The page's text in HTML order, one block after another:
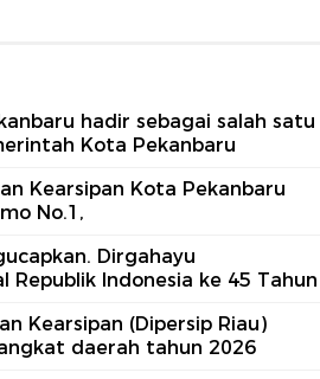
hadir sebagai salah satu
Kota Pekanbaru
Kearsipan Kota Pekanbaru
No.1,
Dirgahayu
Republik Indonesia ke 45 Tahun
Kearsipan (Dipersip Riau)
daerah tahun 2026